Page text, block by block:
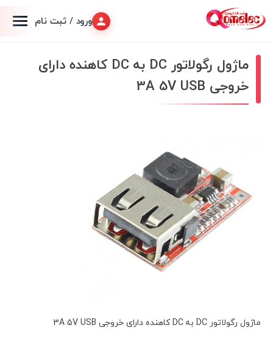
ورود / ثبت نام
ماژول رگولاتور DC به DC کاهنده دارای
خروجی 3A 5V USB
ماژول رگولاتور DC به DC کاهنده دارای خروجی 3A 5V USB